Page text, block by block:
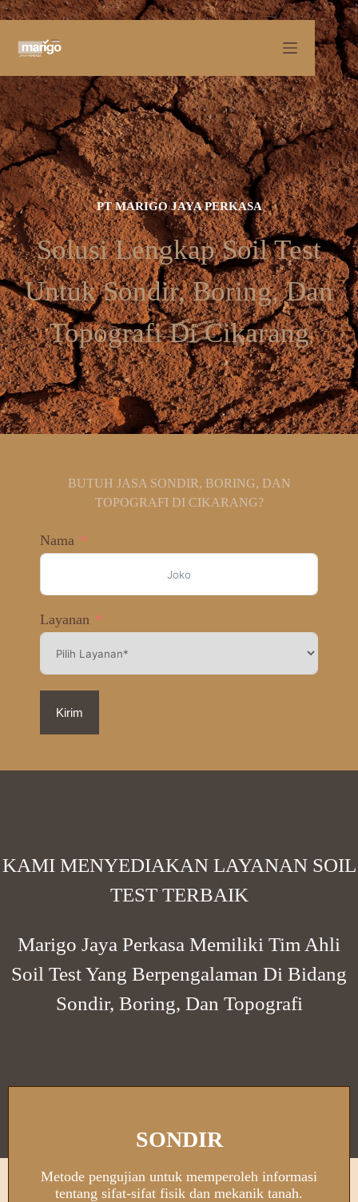
PT MARIGO JAYA PERKASA
Solusi Lengkap Soil Test
Untuk Sondir, Boring, Dan
Topografi Di Cikarang
BUTUH JASA SONDIR, BORING, DAN
TOPOGRAFI DI CIKARANG?
Nama
Layanan
Kirim
KAMI MENYEDIAKAN LAYANAN SOIL
TEST TERBAIK
Marigo Jaya Perkasa Memiliki Tim Ahli
Soil Test Yang Berpengalaman Di Bidang
Sondir, Boring, Dan Topografi
SONDIR
Metode pengujian untuk memperoleh informasi
tentang sifat-sifat fisik dan mekanik tanah.